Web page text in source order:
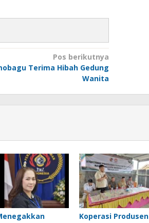
Pos berikutnya
Terima Hibah Gedung
Wanita
Koperasi Produsen